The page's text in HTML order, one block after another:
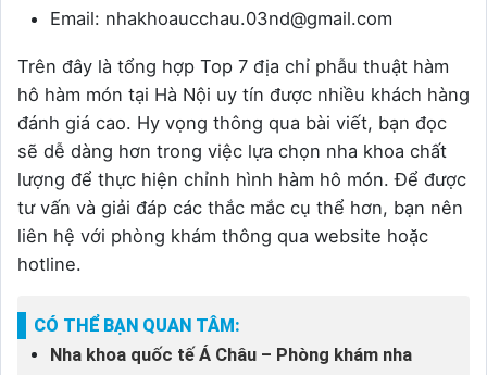
Email: nhakhoaucchau.03nd@gmail.com
Trên đây là tổng hợp Top 7 địa chỉ phẫu thuật hàm
hô hàm món tại Hà Nội uy tín được nhiều khách hàng
đánh giá cao. Hy vọng thông qua bài viết, bạn đọc
sẽ dễ dàng hơn trong việc lựa chọn nha khoa chất
lượng để thực hiện chỉnh hình hàm hô món. Để được
tư vấn và giải đáp các thắc mắc cụ thể hơn, bạn nên
liên hệ với phòng khám thông qua website hoặc
hotline.
CÓ THỂ BẠN QUAN TÂM:
Nha khoa quốc tế Á Châu – Phòng khám nha